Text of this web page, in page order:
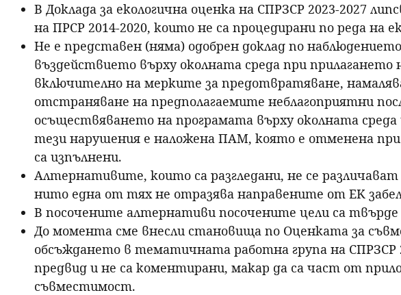
В Доклада за екологична оценка на СПРЗСР 2023-2027
на ПРСР 2014-2020, които не са процедирани по реда на
Не е представен (няма) одобрен доклад по
въздействието върху околната среда при прилагането
включително на мерките за предотвратяване,
отстраняване на предполагаемите неблагоприятни
осъществяването на програмата върху околната
тези нарушения е наложена ПАМ, която е отменена при
са изпълнени.
Алтернативите, които са разгледани, не се
нито една от тях не отразява направените от ЕК
В посочените алтернативи посочените цели са твърде
До момента сме внесли становища по Оценката за
обсъждането в тематичната работна група на СПРЗСР
предвид и не са коментирани, макар да са част от
съвместимост.